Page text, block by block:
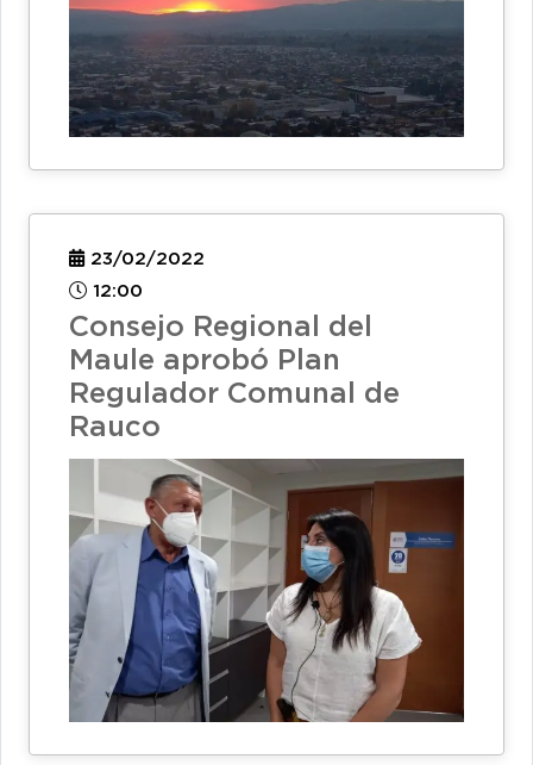
23/02/2022
12:00
Consejo Regional del
Maule aprobó Plan
Regulador Comunal de
Rauco